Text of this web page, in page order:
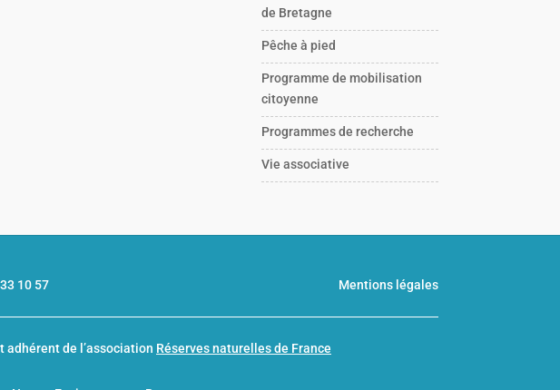
de Bretagne
Pêche à pied
Programme de mobilisation
citoyenne
Programmes de recherche
Vie associative
10 57 Mentions légales
adhérent de l’association Réserves naturelles de France